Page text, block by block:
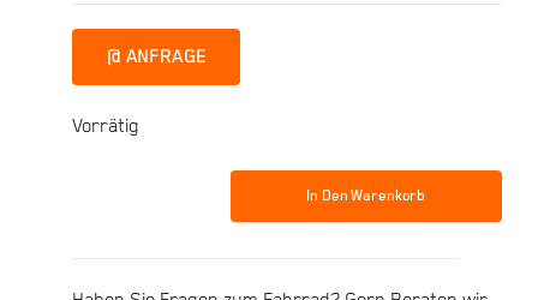
@ ANFRAGE
Vorrätig
In Den Warenkorb